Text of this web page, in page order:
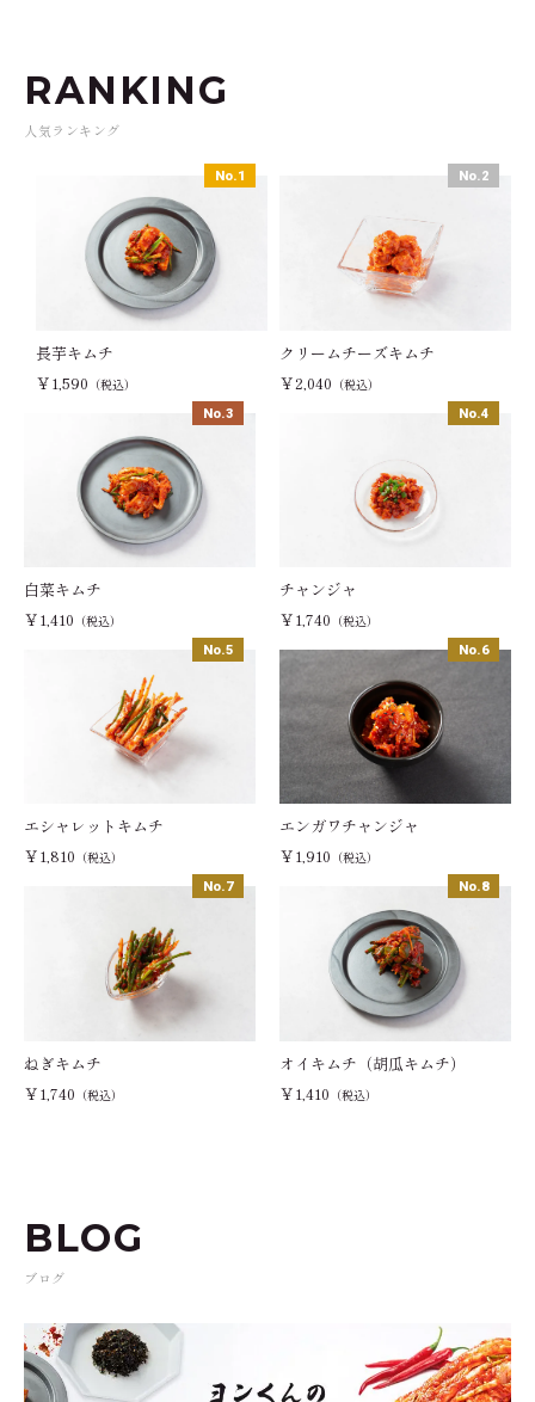
RANKING
人気ランキング
長芋キムチ
￥1,590 （税込）
クリームチーズキムチ
￥2,040 （税込）
白菜キムチ
￥1,410 （税込）
チャンジャ
￥1,740 （税込）
エシャレットキムチ
￥1,810 （税込）
エンガワチャンジャ
￥1,910 （税込）
ねぎキムチ
￥1,740 （税込）
オイキムチ（胡瓜キムチ）
￥1,410 （税込）
BLOG
ブログ